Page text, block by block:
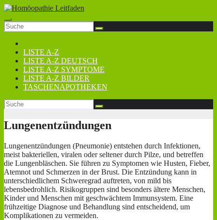
Zum
Inhalt
springen
LISTE A-Z
LISTE A-Z DEUTSCH
LISTE A-Z SYMPTOME
LISTE A-Z BILDER
TASCHENAPOTHEKEN
Lungenentzündungen
Lungenentzündungen (Pneumonie) entstehen durch Infektionen,
meist bakteriellen, viralen oder seltener durch Pilze, und betreffen
die Lungenbläschen. Sie führen zu Symptomen wie Husten, Fieber,
Atemnot und Schmerzen in der Brust. Die Entzündung kann in
unterschiedlichem Schweregrad auftreten, von mild bis
lebensbedrohlich. Risikogruppen sind besonders ältere Menschen,
Kinder und Menschen mit geschwächtem Immunsystem. Eine
frühzeitige Diagnose und Behandlung sind entscheidend, um
Komplikationen zu vermeiden.